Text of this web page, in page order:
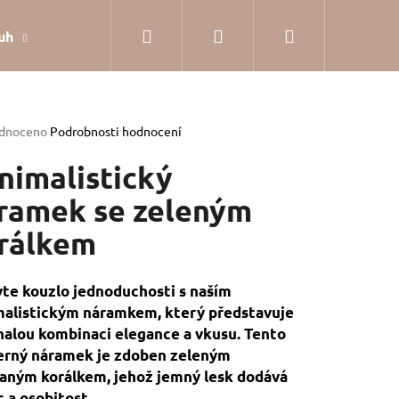
Dárkové balení Hodnocení obchodu
Přihlášení
Podrobnosti hodnocení
se zeleným
kouzlo jednoduchosti s naším
náramkem, který představuje
kombinaci elegance a vkusu. Tento
náramek je zdoben zeleným
korálkem, jehož jemný lesk dodává